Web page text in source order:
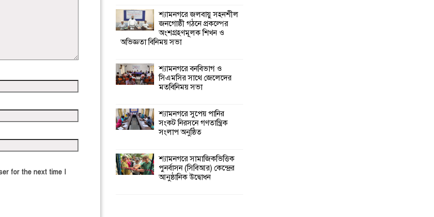
for the next time I
শ্যামনগরে জলবায়ু সহনশীল
জনগোষ্ঠী গঠনে প্রকল্পের
অংশগ্রহণমূলক শিখন ও
অভিজ্ঞতা বিনিময় সভা
শ্যামনগরে বনবিভাগ ও
সিএমসির সাথে জেলেদের
মতবিনিময় সভা
শ্যামনগরে সুপেয় পানির
সংকট নিরসনে গণতান্ত্রিক
সংলাপ অনুষ্ঠিত
শ্যামনগরে সামাজিকভিত্তিক
পুনর্বাসন (সিবিআর) কেন্দ্রের
আনুষ্ঠানিক উদ্বোধন